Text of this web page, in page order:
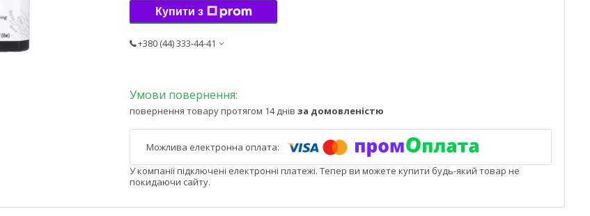
Купити з
+380 (44) 333-44-41
повернення товару протягом 14 днів за домовленістю
У компанії підключені електронні платежі. Тепер ви можете купити будь-який товар не
покидаючи сайту.